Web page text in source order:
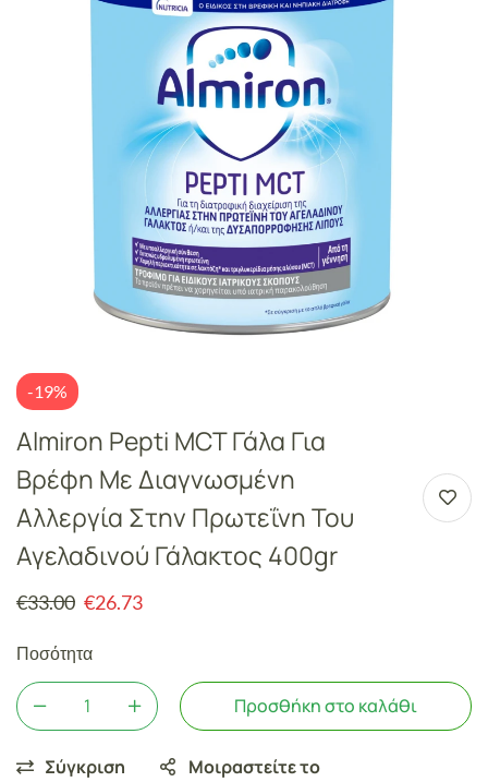
-19%
Almiron Pepti MCT Γάλα Για
Βρέφη Με Διαγνωσμένη
Αλλεργία Στην Πρωτεΐνη Του
Αγελαδινού Γάλακτος 400gr
€33.00 €26.73
Ποσότητα
Προσθήκη στο καλάθι
Σύγκριση Μοιραστείτε το